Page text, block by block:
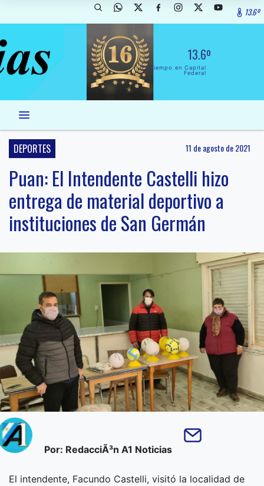
13.6º
13.6º
El Tiempo en Capital
Federal
DEPORTES 11 de agosto de 2021
Puan: El Intendente Castelli hizo
entrega de material deportivo a
instituciones de San Germán
Por: RedacciÃ³n A1 Noticias
El intendente, Facundo Castelli, visitó la localidad de